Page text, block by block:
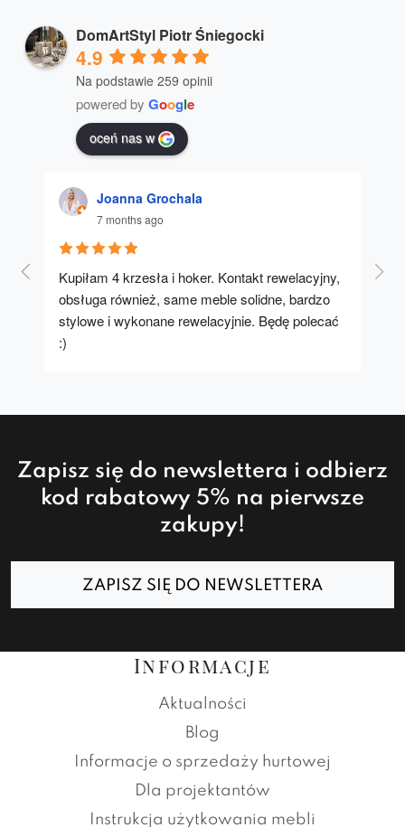
DomArtStyl Piotr Śniegocki
4.9
Na podstawie 259 opinii
powered by Google
oceń nas w
Joanna Grochala
7 months ago
Kupiłam 4 krzesła i hoker. Kontakt rewelacyjny,
obsługa również, same meble solidne, bardzo
stylowe i wykonane rewelacyjnie. Będę polecać
:)
A
Zapisz się do newslettera i odbierz
kod rabatowy 5% na pierwsze
zakupy!
ZAPISZ SIĘ DO NEWSLETTERA
Informacje
Aktualności
Blog
Informacje o sprzedaży hurtowej
Dla projektantów
Instrukcja użytkowania mebli